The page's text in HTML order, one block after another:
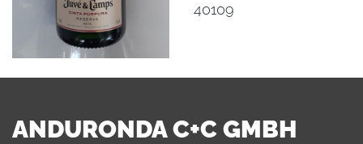
40109
ANDURONDA C+C GMBH